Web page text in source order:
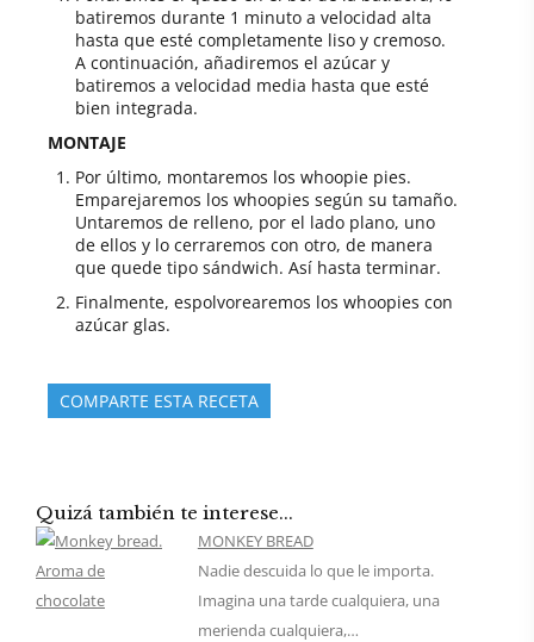
batiremos durante 1 minuto a velocidad alta
hasta que esté completamente liso y cremoso.
A continuación, añadiremos el azúcar y
batiremos a velocidad media hasta que esté
bien integrada.
MONTAJE
Por último, montaremos los whoopie pies.
Emparejaremos los whoopies según su tamaño.
Untaremos de relleno, por el lado plano, uno
de ellos y lo cerraremos con otro, de manera
que quede tipo sándwich. Así hasta terminar.
Finalmente, espolvorearemos los whoopies con
azúcar glas.
COMPARTE ESTA RECETA
Quizá también te interese...
MONKEY BREAD
Nadie descuida lo que le importa.
Imagina una tarde cualquiera, una
merienda cualquiera,…